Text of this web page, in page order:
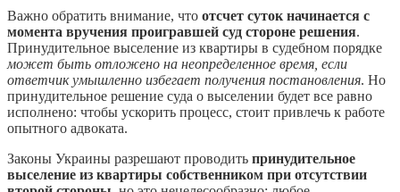
Важно обратить внимание, что отсчет суток начинается с
момента вручения проигравшей суд стороне решения.
Принудительное выселение из квартиры в судебном порядке
может быть отложено на неопределенное время, если
ответчик умышленно избегает получения постановления. Но
принудительное решение суда о выселении будет все равно
исполнено: чтобы ускорить процесс, стоит привлечь к работе
опытного адвоката.
Законы Украины разрешают проводить принудительное
выселение из квартиры собственником при отсутствии